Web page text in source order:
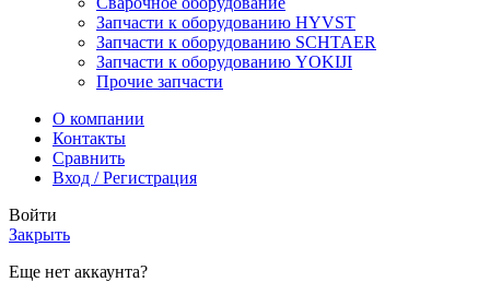
Запчасти к оборудованию HYVST
Запчасти к оборудованию SCHTAER
Запчасти к оборудованию YOKIJI
Прочие запчасти
О компании
Контакты
Сравнить
Вход / Регистрация
Войти
Закрыть
Еще нет аккаунта?